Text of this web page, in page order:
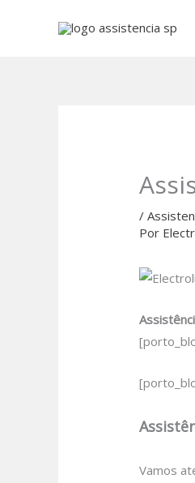
/
Por
Vamos